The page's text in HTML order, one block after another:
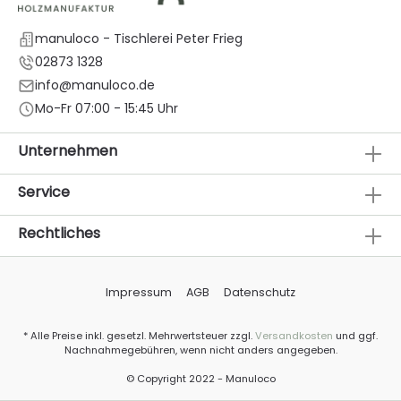
Verbindern4 Bodengleiter mit FilzDieses Produkt trifft
biegsamer Inbusschlüssel der Größe 4, um die
Einzelteile miteinander zu verbinden. Mit einem
normalen Inbusschlüssel funktioniert es aber auch.
Alle Seitenelemente unseres cubo Würfels sind
gleichwertig und mit einem Lamello Clamex
Bedarf zu jeder Zeit ersetzbar. Einzelne Seiten
findest du ebenfalls unter "Zubehör".
manuloco - Tischlerei Peter Frieg
02873 1328
info@manuloco.de
Mo-Fr 07:00 - 15:45 Uhr
Unternehmen
Service
Rechtliches
Impressum AGB Datenschutz
* Alle Preise inkl. gesetzl. Mehrwertsteuer zzgl.Versandkosten und ggf.
Nachnahmegebühren, wenn nicht anders angegeben.
© Copyright 2022 - Manuloco